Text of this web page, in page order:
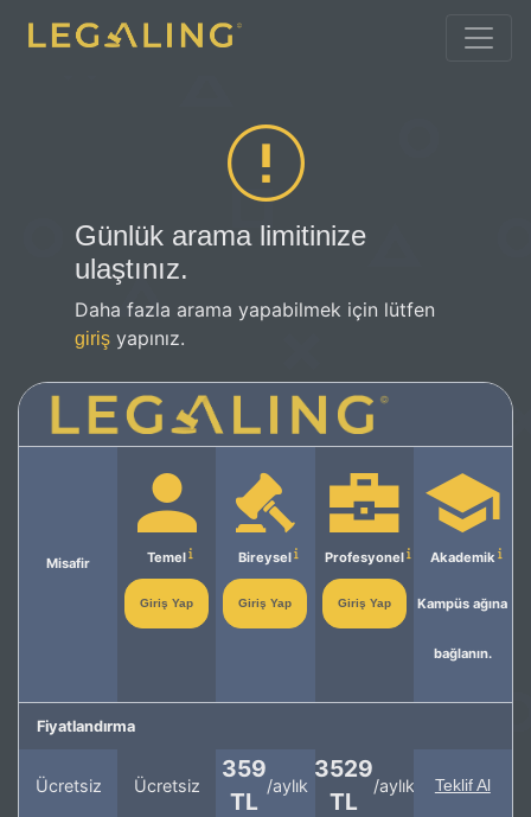
Günlük arama limitinize
ulaştınız.
Daha fazla arama yapabilmek için lütfen
giriş yapınız.
Misafir Temel
Giriş Yap
Bireysel
Giriş Yap
Profesyonel
Giriş Yap
Akademik
Kampüs ağına
bağlanın.
Fiyatlandırma
Ücretsiz Ücretsiz
359
TL
/aylık
3529
TL
/aylık Teklif Al